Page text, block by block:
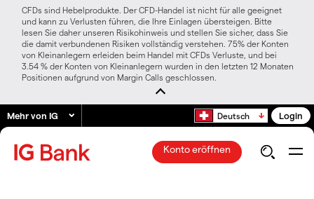
CFDs sind Hebelprodukte. Der CFD-Handel ist nicht für alle geeignet
und kann zu Verlusten führen, die Ihre Einlagen übersteigen. Bitte
lesen Sie daher unseren Risikohinweis und stellen Sie sicher, dass Sie
die damit verbundenen Risiken vollständig verstehen. 75% der Konten
von Kleinanlegern erleiden beim Handel mit CFDs Verluste, und bei
3.54 % der Konten von Kleinanlegern wurden in den letzten 12 Monaten
Positionen aufgrund von Margin Calls geschlossen.
Mehr von IG Deutsch Login
Konto eröffnen